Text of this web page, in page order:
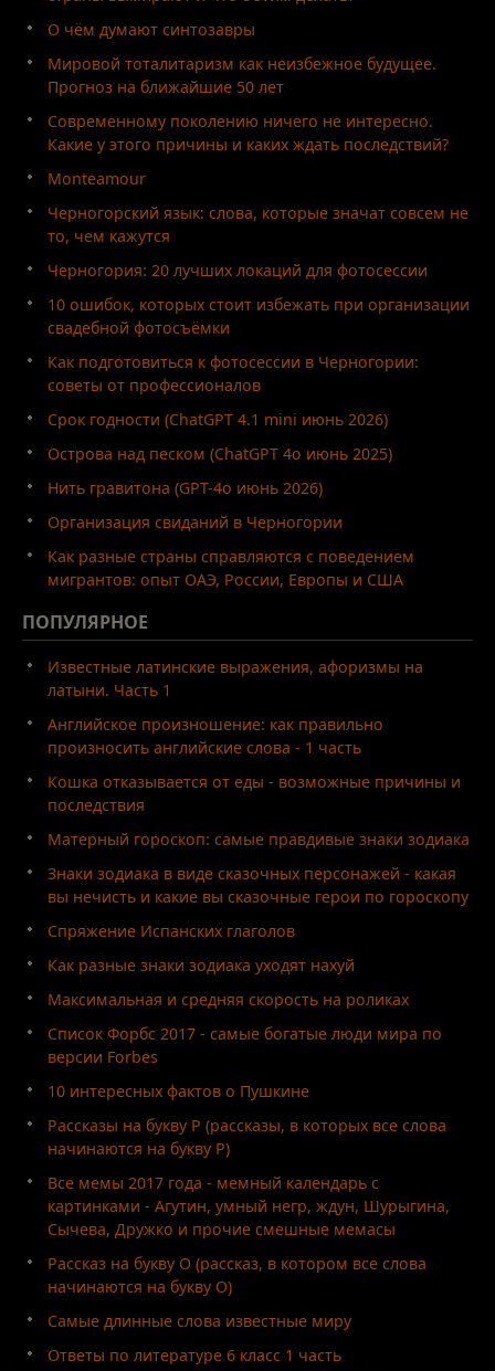
О чём думают синтозавры
Мировой тоталитаризм как неизбежное будущее.
Прогноз на ближайшие 50 лет
Современному поколению ничего не интересно.
Какие у этого причины и каких ждать последствий?
Monteamour
Черногорский язык: слова, которые значат совсем не
то, чем кажутся
Черногория: 20 лучших локаций для фотосессии
10 ошибок, которых стоит избежать при организации
свадебной фотосъёмки
Как подготовиться к фотосессии в Черногории:
советы от профессионалов
Срок годности (ChatGPT 4.1 mini июнь 2026)
Острова над песком (ChatGPT 4o июнь 2025)
Нить гравитона (GPT-4o июнь 2026)
Организация свиданий в Черногории
Как разные страны справляются с поведением
мигрантов: опыт ОАЭ, России, Европы и США
ПОПУЛЯРНОЕ
Известные латинские выражения, афоризмы на
латыни. Часть 1
Английское произношение: как правильно
произносить английские слова - 1 часть
Кошка отказывается от еды - возможные причины и
последствия
Матерный гороскоп: самые правдивые знаки зодиака
Знаки зодиака в виде сказочных персонажей - какая
вы нечисть и какие вы сказочные герои по гороскопу
Спряжение Испанских глаголов
Как разные знаки зодиака уходят нахуй
Максимальная и средняя скорость на роликах
Список Форбс 2017 - самые богатые люди мира по
версии Forbes
10 интересных фактов о Пушкине
Рассказы на букву Р (рассказы, в которых все слова
начинаются на букву Р)
Все мемы 2017 года - мемный календарь с
картинками - Агутин, умный негр, ждун, Шурыгина,
Сычева, Дружко и прочие смешные мемасы
Рассказ на букву О (рассказ, в котором все слова
начинаются на букву О)
Самые длинные слова известные миру
Ответы по литературе 6 класс 1 часть